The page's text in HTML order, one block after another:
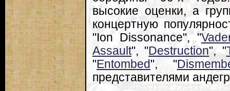
высокие оценки, а
концертную
"Ion Dissonance", "
Assault", "Destruction", "
"Entombed", "
представителями